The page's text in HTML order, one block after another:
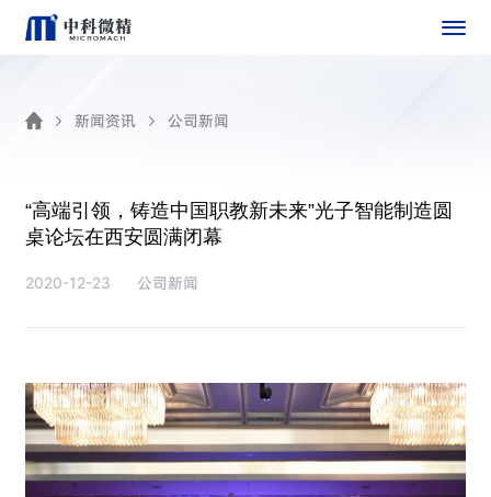
新闻资讯 公司新闻
“高端引领，铸造中国职教新未来”光子智能制造圆
桌论坛在西安圆满闭幕
2020-12-23 公司新闻